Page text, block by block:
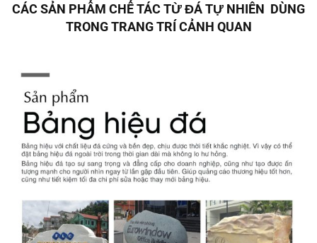
CÁC SẢN PHẨM CHẾ TÁC TỪ ĐÁ TỰ NHIÊN DÙNG
TRONG TRANG TRÍ CẢNH QUAN